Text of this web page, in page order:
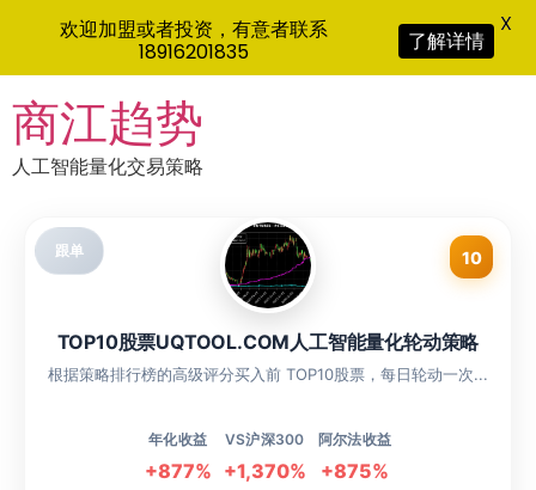
to
content
商江趋势
人工智能量化交易策略
跟单 10
TOP10股票UQTOOL.COM人工智能量化轮动策略
根据策略排行榜的高级评分买入前 TOP10股票，每日轮动一次...
年化收益
+877%
VS沪深300
+1,370%
阿尔法收益
+875%
欢迎加盟或者投资，有意者联系
18916201835
了解详情
X